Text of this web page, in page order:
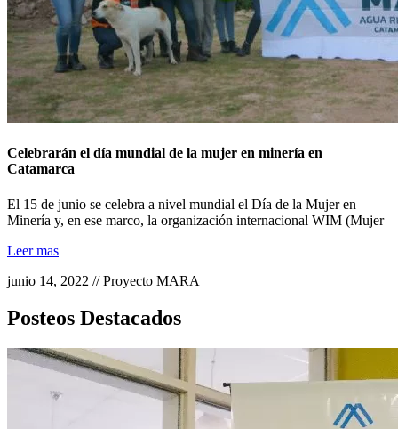
Celebrarán el día mundial de la mujer en minería en
Catamarca
El 15 de junio se celebra a nivel mundial el Día de la Mujer en
Minería y, en ese marco, la organización internacional WIM (Mujer
Leer mas
junio 14, 2022 // Proyecto MARA
Posteos Destacados